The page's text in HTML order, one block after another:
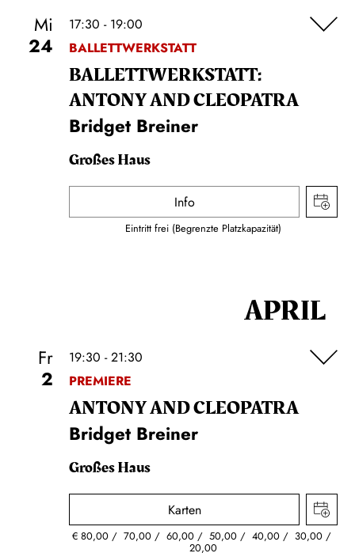
Mi
24
17:30 - 19:00
BALLETTWERKSTATT
BALLETT­WERKSTATT:
ANTONY AND CLEOPATRA
Bridget Breiner
Großes Haus
Info
Eintritt frei (Begrenzte Platzkapazität)
APRIL
Fr
2
19:30 - 21:30
PREMIERE
ANTONY AND CLEOPATRA
Bridget Breiner
Großes Haus
Karten
€80,00 70,00 60,00 50,00 40,00 30,00
20,00